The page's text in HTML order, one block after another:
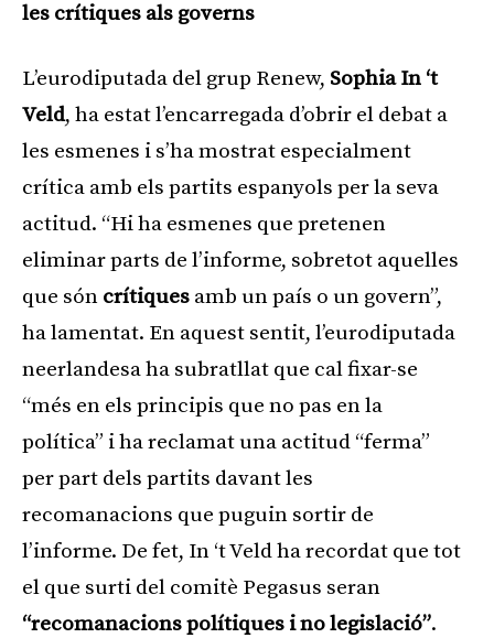
les crítiques als governs
L’eurodiputada del grup Renew, Sophia In ‘t
Veld, ha estat l’encarregada d’obrir el debat a
les esmenes i s’ha mostrat especialment
crítica amb els partits espanyols per la seva
actitud. “Hi ha esmenes que pretenen
eliminar parts de l’informe, sobretot aquelles
que són crítiques amb un país o un govern”,
ha lamentat. En aquest sentit, l’eurodiputada
neerlandesa ha subratllat que cal fixar-se
“més en els principis que no pas en la
política” i ha reclamat una actitud “ferma”
per part dels partits davant les
recomanacions que puguin sortir de
l’informe. De fet, In ‘t Veld ha recordat que tot
el que surti del comitè Pegasus seran
“recomanacions polítiques i no legislació”.